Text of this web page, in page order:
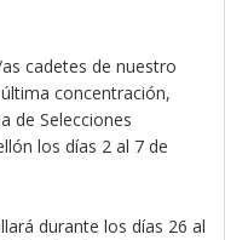
cadetes de nuestro
concentración,
de Selecciones
los días 2 al 7 de
durante los días 26 al